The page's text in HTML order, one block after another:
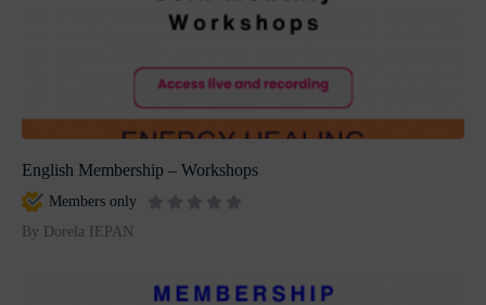
English Membership – Workshops
Members only
By Dorela IEPAN